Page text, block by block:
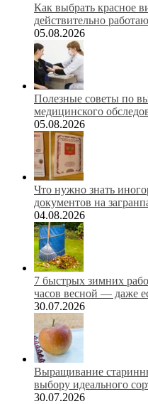
Как выбрать красное
действительно
05.08.2026
Полезные советы по
медицинского
05.08.2026
Что нужно знать
документов на
04.08.2026
7 быстрых зимних
часов весной — даже
30.07.2026
Выращивание
выбору идеального
30.07.2026